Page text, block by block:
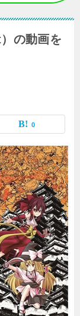
の動画を
0